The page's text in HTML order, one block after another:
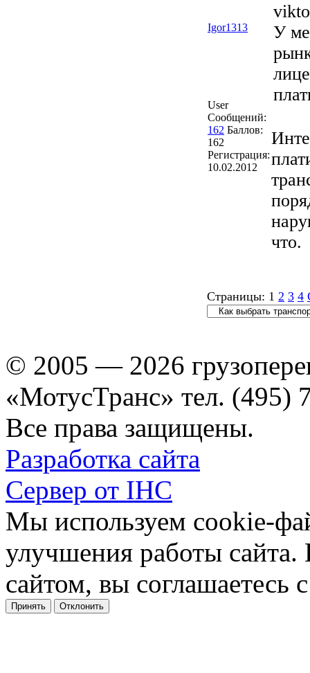
Igor1313
User
Сообщений:
162 Баллов:
162
Регистрация:
10.02.2012
У
что.
Страницы: 1 2 3 4
© 2005 — 2026
«МотусТранс» тел. (495)
Все права защищены.
Разработка сайта
Сервер от IHC
Мы используем cookie-
улучшения работы сайта.
сайтом, вы соглашаетесь
Принять Отклонить